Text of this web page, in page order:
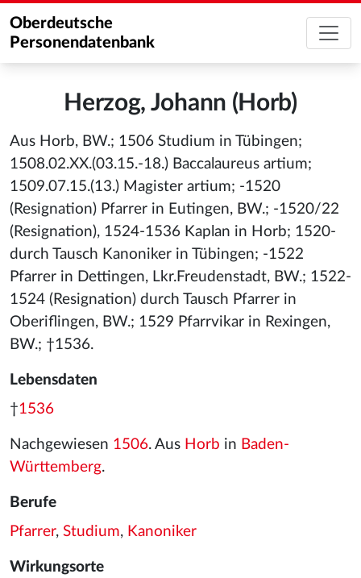
Oberdeutsche
Personendatenbank
Herzog, Johann (Horb)
Aus Horb, BW.; 1506 Studium in Tübingen;
1508.02.XX.(03.15.-18.) Baccalaureus artium;
1509.07.15.(13.) Magister artium; -1520
(Resignation) Pfarrer in Eutingen, BW.; -1520/22
(Resignation), 1524-1536 Kaplan in Horb; 1520-
durch Tausch Kanoniker in Tübingen; -1522
Pfarrer in Dettingen, Lkr.Freudenstadt, BW.; 1522-
1524 (Resignation) durch Tausch Pfarrer in
Oberiflingen, BW.; 1529 Pfarrvikar in Rexingen,
BW.; †1536.
Lebensdaten
†1536
Nachgewiesen 1506. Aus Horb in Baden-
Württemberg.
Berufe
Pfarrer, Studium, Kanoniker
Wirkungsorte